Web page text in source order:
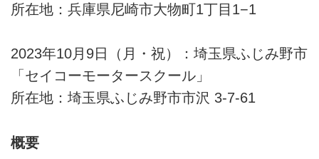
所在地：兵庫県尼崎市大物町1丁目1−1
2023年10月9日（月・祝）：埼玉県ふじみ野市
「セイコーモータースクール」
所在地：埼玉県ふじみ野市市沢 3-7-61
概要